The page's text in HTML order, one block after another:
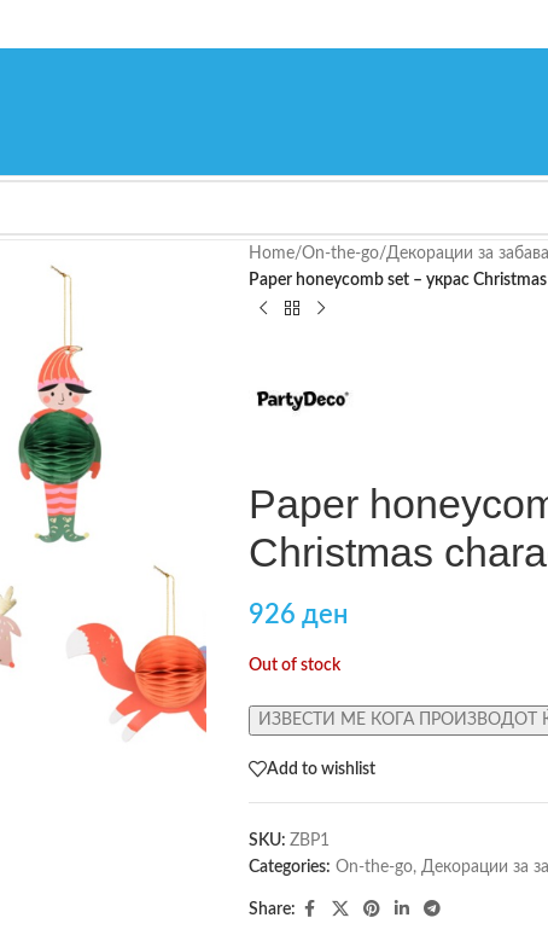
Home/On-the-go/Декорации за забава
Paper honeycomb set – украс
Paper
Christmas
926 ден
Out of stock
ИЗВЕСТИ МЕ КОГА ПРОИЗВОДОТ
Add to wishlist
SKU: ZBP1
Categories: On-the-go, Декорации за
Share: